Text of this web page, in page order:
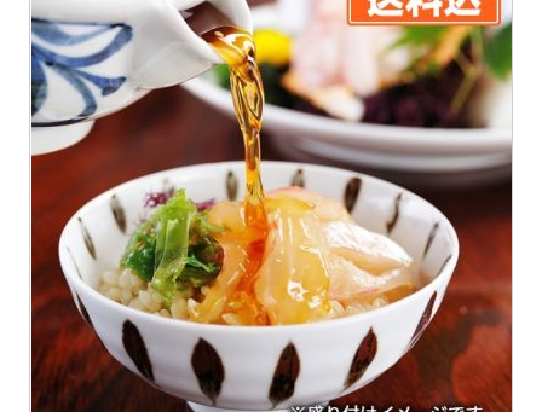
ー
ジ
ギ
ャ
ラ
リ
ー
最
動